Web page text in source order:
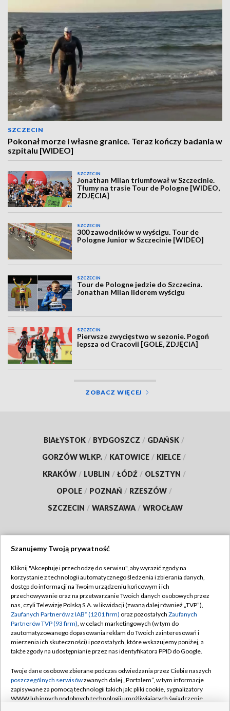
SZCZECIN
Pokonał morze i własne granice. Teraz kończy badania w
szpitalu [WIDEO]
SZCZECIN
Jonathan Milan triumfował w Szczecinie.
Tłumy na trasie Tour de Pologne [WIDEO,
ZDJĘCIA]
SZCZECIN
300 zawodników w wyścigu. Tour de
Pologne Junior w Szczecinie [WIDEO]
SZCZECIN
Tour de Pologne jedzie do Szczecina.
Jonathan Milan liderem wyścigu
SZCZECIN
Pierwsze zwycięstwo w sezonie. Pogoń
lepsza od Cracovii [GOLE, ZDJĘCIA]
ZOBACZ WIĘCEJ
BIAŁYSTOK / BYDGOSZCZ / GDAŃSK /
GORZÓW WLKP. / KATOWICE / KIELCE /
KRAKÓW / LUBLIN / ŁÓDŹ / OLSZTYN /
OPOLE / POZNAŃ / RZESZÓW /
SZCZECIN / WARSZAWA / WROCŁAW
TVP
Abonament TVP
Emisja w TVP
Centrum informacji TVP
Naziemna Telewizja Cyfrowa
Rada Programowa
System NOS
Regulamin TVP
Polityka prywatności
Moje zgody
Pomoc
Kontakt
Szanujemy Twoją prywatność
Kliknij "Akceptuję i przechodzę do serwisu", aby wyrazić zgody na
korzystanie z technologii automatycznego śledzenia i zbierania danych,
dostęp do informacji na Twoim urządzeniu końcowym i ich
przechowywanie oraz na przetwarzanie Twoich danych osobowych przez
nas, czyli Telewizję Polską S.A. w likwidacji (zwaną dalej również „TVP”),
Zaufanych Partnerów z IAB* (1201 firm) oraz pozostałych Zaufanych
Partnerów TVP (93 firm), w celach marketingowych (w tym do
zautomatyzowanego dopasowania reklam do Twoich zainteresowań i
mierzenia ich skuteczności) i pozostałych, które wskazujemy poniżej, a
także zgody na udostępnianie przez nas identyfikatora PPID do Google.
Twoje dane osobowe zbierane podczas odwiedzania przez Ciebie naszych
poszczególnych serwisówzwanych dalej „Portalem”, w tym informacje
zapisywane za pomocą technologii takich jak: pliki cookie, sygnalizatory
WWW lub innych podobnych technologii umożliwiających świadczenie